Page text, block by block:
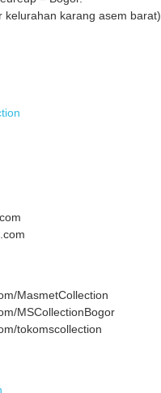
kelurahan karang asem barat)
MasmetCollection
MSCollectionBogor
tokomscollection